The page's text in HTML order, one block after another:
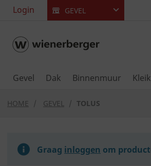
text.skipToContent
text.skipToNavigation
Login GEVEL
Gevel Dak Binnenmuur
HOME GEVEL TOLUS
Graag inloggen om